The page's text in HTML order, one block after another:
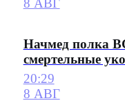
8 АВГ
Начмед полка
смертельные
20:29
8 АВГ